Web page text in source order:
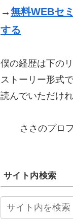
→無料WEBセ
する
僕の経歴は下の
ストーリー形式
読んでいただけ
ささのプロ
サイト内検索